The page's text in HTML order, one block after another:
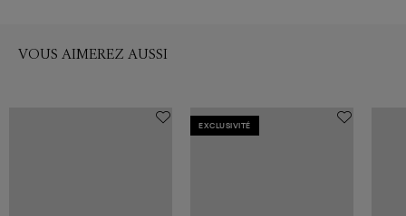
VOUS AIMEREZ AUSSI
EXCLUSIVITÉ